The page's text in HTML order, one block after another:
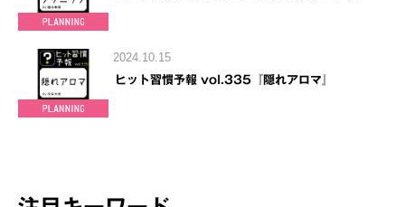
2024.10.15
ヒット習慣予報 vol.335『隠れアロマ』